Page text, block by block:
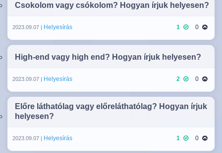
Csokolom vagy csókolom? Hogyan írjuk helyesen?
2023.09.07 | Helyesírás 1 0
High-end vagy high end? Hogyan írjuk helyesen?
2023.09.07 | Helyesírás 2 0
Előre láthatólag vagy előreláthatólag? Hogyan írjuk
helyesen?
2023.09.07 | Helyesírás 1 0